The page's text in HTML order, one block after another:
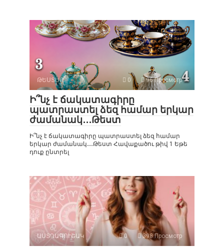
ԹԵՍՏԵՐ 0 96 Просмотр
Ի՞նչ է ճակատագիրը
պատրաստել ձեզ համար երկար
ժամանակ․․․Թեստ
Ի՞նչ է ճակատագիրը պատրաստել ձեզ համար
երկար ժամանակ․․․Թեստ Հավաքածու թիվ 1 Եթե
դուք ընտրել
ԱՍՏՂԱԳՈՒՇԱԿ 0 398 Просмотр